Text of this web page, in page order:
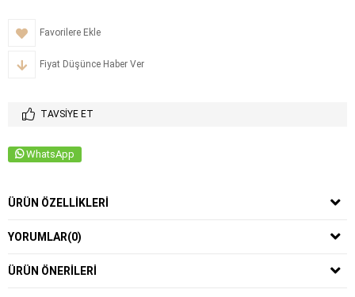
Favorilere Ekle
Fiyat Düşünce Haber Ver
TAVSIYE ET
WhatsApp
ÜRÜN ÖZELLIKLERI
YORUMLAR(0)
ÜRÜN ÖNERILERI